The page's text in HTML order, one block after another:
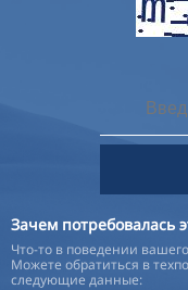
Зачем потребовалась
Что-то в поведении
Можете обратиться в
следующие данные: